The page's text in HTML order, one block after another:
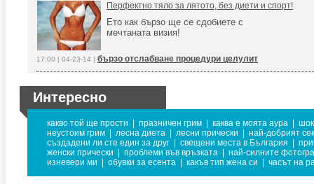
Перфектно тяло за лятото, без диети и спорт!
Ето как бързо ще се сдобиете с
мечтаната визия!
17:00 | 04-23-14 | бързо отслабване процедури целулит
Интересно
какво той ще прости празничен грим каква е моята аура
неустоим грим
лесна диета лесни прически
най-добрият
създадени ли сте един за друг
свещени места в България
женски прически
проблеми във връзката
най-силните
изневери ми
обувки за есента какъв тип жена си часът на